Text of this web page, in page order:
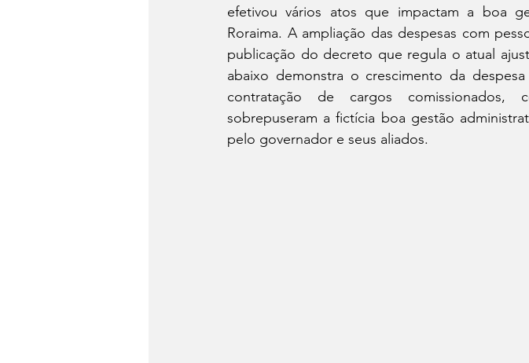
efetivou vários atos que impactam a boa
Roraima. A ampliação das despesas com
publicação do decreto que regula o atual
abaixo demonstra o crescimento da
contratação de cargos comissionados,
sobrepuseram a fictícia boa gestão
pelo governador e seus aliados.